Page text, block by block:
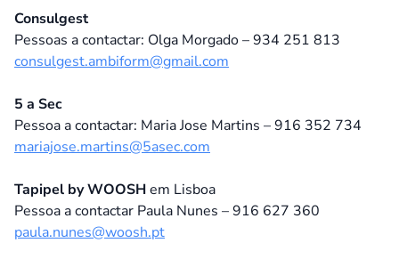
Consulgest
Pessoas a contactar: Olga Morgado – 934 251 813
consulgest.ambiform@gmail.com
5 a Sec
Pessoa a contactar: Maria Jose Martins – 916 352 734
mariajose.martins@5asec.com
Tapipel by WOOSHem Lisboa
Pessoa a contactar Paula Nunes – 916 627 360
paula.nunes@woosh.pt